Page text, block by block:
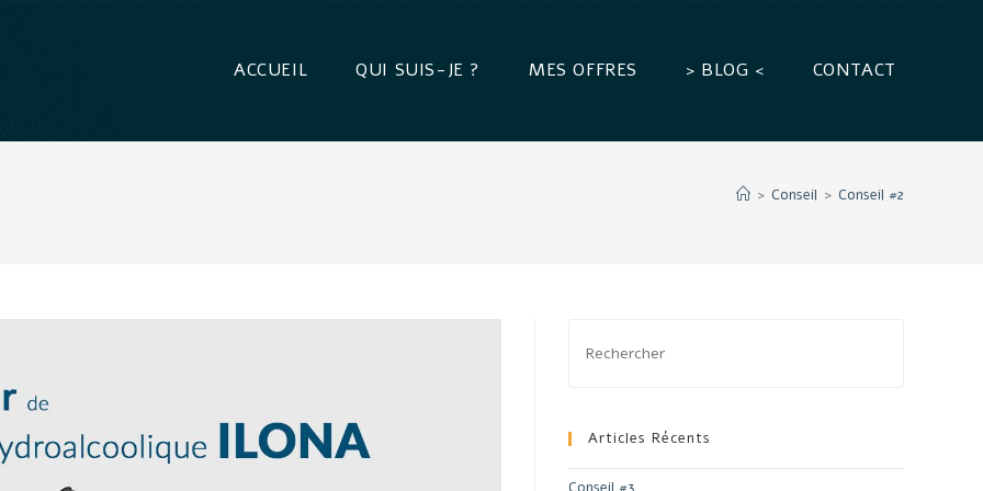
ACCUEIL QUI SUIS-JE ? MES OFFRES > BLOG < CONTACT
> Conseil > Conseil #2
Articles Récents